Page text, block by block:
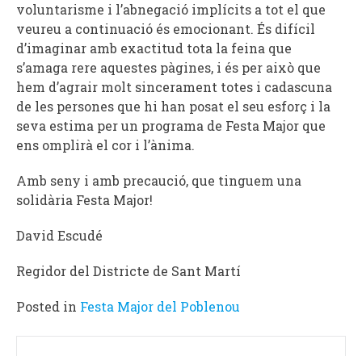
voluntarisme i l’abnegació implícits a tot el que
veureu a continuació és emocionant. És difícil
d’imaginar amb exactitud tota la feina que
s’amaga rere aquestes pàgines, i és per això que
hem d’agrair molt sincerament totes i cadascuna
de les persones que hi han posat el seu esforç i la
seva estima per un programa de Festa Major que
ens omplirà el cor i l’ànima.
Amb seny i amb precaució, que tinguem una
solidària Festa Major!
David Escudé
Regidor del Districte de Sant Martí
Posted in Festa Major del Poblenou